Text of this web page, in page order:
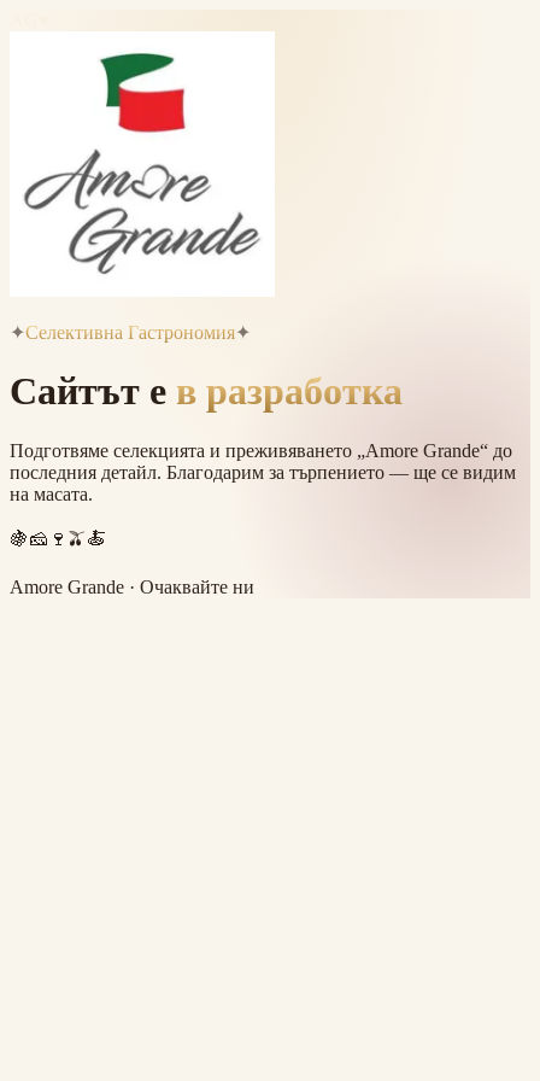
✦Селективна Гастрономия✦
Сайтът е в разработка
Подготвяме селекцията и преживяването „Amore Grande“ до
последния детайл. Благодарим за търпението — ще се видим
на масата.
🍇🧀 🍷 🫒🍝
Amore Grande · Очаквайте ни